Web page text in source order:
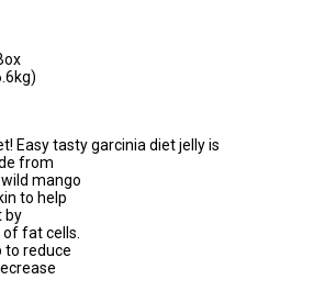
Easy tasty garcinia diet jelly is
from
mango
to help
by
fat cells.
to reduce